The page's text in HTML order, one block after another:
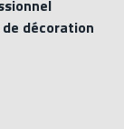
décoration